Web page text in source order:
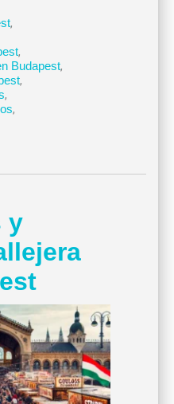
,
,
Budapest,
,
,
,
y